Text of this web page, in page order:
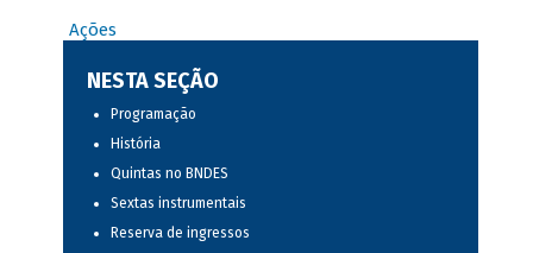
Ações
NESTA SEÇÃO
Programação
História
Quintas no BNDES
Sextas instrumentais
Reserva de ingressos